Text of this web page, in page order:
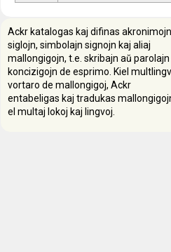
Ackr katalogas kaj difinas
siglojn, simbolajn signojn kaj aliaj
mallongigojn, t.e. skribajn aŭ parolajn
koncizigojn de esprimo. Kiel
vortaro de mallongigoj, Ackr
entabeligas kaj tradukas
el multaj lokoj kaj lingvoj.